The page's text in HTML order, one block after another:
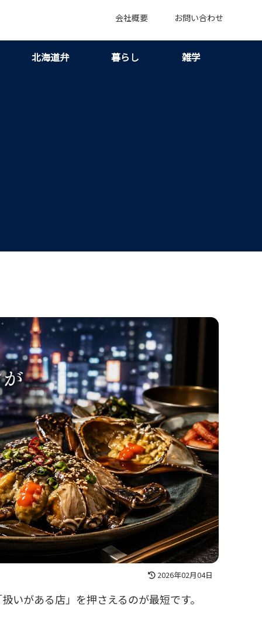
会社概要 お問い合わせ
北海道弁 暮らし 雑学
約のコツと“外さない選び方”がわかる！
2026年02月04日
いがある店」を押さえるのが最短です。